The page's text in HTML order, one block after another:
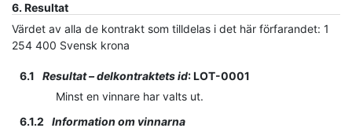
6. Resultat
Värdet av alla de kontrakt som tilldelas i det här förfarandet: 1
254 400 Svensk krona
6.1 Resultat – delkontraktets id:LOT-0001
Minst en vinnare har valts ut.
6.1.2
Information om vinnarna